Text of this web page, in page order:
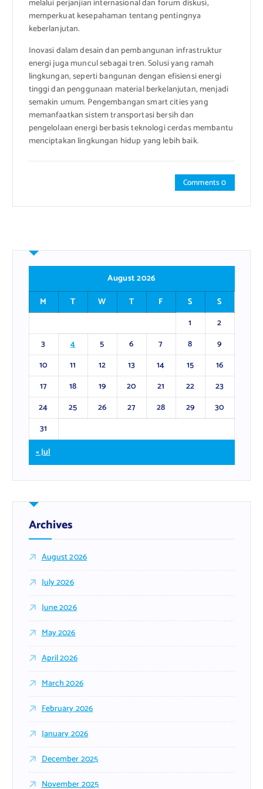
melalui perjanjian internasional dan forum diskusi,
memperkuat kesepahaman tentang pentingnya
keberlanjutan.
Inovasi dalam desain dan pembangunan infrastruktur
energi juga muncul sebagai tren. Solusi yang ramah
lingkungan, seperti bangunan dengan efisiensi energi
tinggi dan penggunaan material berkelanjutan, menjadi
semakin umum. Pengembangan smart cities yang
memanfaatkan sistem transportasi bersih dan
pengelolaan energi berbasis teknologi cerdas membantu
menciptakan lingkungan hidup yang lebih baik.
Comments 0
August 2026
M
T W T F S
S
1
2
3
4 5 6 7 8
9
10
11 12 13 14 15
16
17
18 19 20 21 22
23
24
25 26 27 28 29
30
31
« Jul
Archives
August 2026
July 2026
June 2026
May 2026
April 2026
March 2026
February 2026
January 2026
December 2025
November 2025